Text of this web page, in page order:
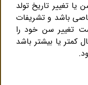
تغییر تاریخ تولد
باشد و تشریفات
تغییر سن خود را
کمتر یا بیشتر باشد